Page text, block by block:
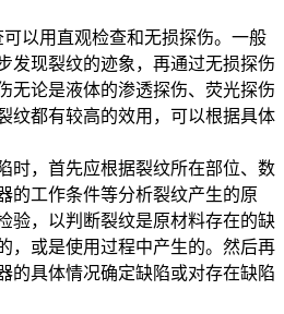
以用直观检查和无损探伤。一般
发现裂纹的迹象，再通过无损探伤
无论是液体的渗透探伤、荧光探伤
纹都有较高的效用，可以根据具体
时，首先应根据裂纹所在部位、数
的工作条件等分析裂纹产生的原
验，以判断裂纹是原材料存在的缺
，或是使用过程中产生的。然后再
的具体情况确定缺陷或对存在缺陷